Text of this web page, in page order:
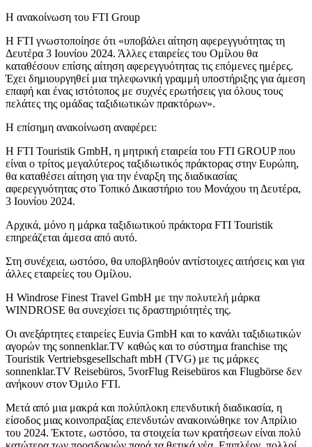
Η ανακοίνωση του FTI Group
H FTI γνωστοποίησε ότι «υποβάλει αίτηση αφερεγγυότητας τη
Δευτέρα 3 Ιουνίου 2024. Άλλες εταιρείες του Ομίλου θα
καταθέσουν επίσης αίτηση αφερεγγυότητας τις επόμενες ημέρες.
Έχει δημιουργηθεί μια τηλεφωνική γραμμή υποστήριξης για άμεση
επαφή και ένας ιστότοπος με συχνές ερωτήσεις για όλους τους
πελάτες της ομάδας ταξιδιωτικών πρακτόρων».
H επίσημη ανακοίνωση αναφέρει:
Η FTI Touristik GmbH, η μητρική εταιρεία του FTI GROUP που
είναι ο τρίτος μεγαλύτερος ταξιδιωτικός πράκτορας στην Ευρώπη,
θα καταθέσει αίτηση για την έναρξη της διαδικασίας
αφερεγγυότητας στο Τοπικό Δικαστήριο του Μονάχου τη Δευτέρα,
3 Ιουνίου 2024.
Αρχικά, μόνο η μάρκα ταξιδιωτικού πράκτορα FTI Touristik
επηρεάζεται άμεσα από αυτό.
Στη συνέχεια, ωστόσο, θα υποβληθούν αντίστοιχες αιτήσεις και για
άλλες εταιρείες του Ομίλου.
Η Windrose Finest Travel GmbH με την πολυτελή μάρκα
WINDROSE θα συνεχίσει τις δραστηριότητές της.
Οι ανεξάρτητες εταιρείες Euvia GmbH και το κανάλι ταξιδιωτικών
αγορών της sonnenklar.TV καθώς και το σύστημα franchise της
Touristik Vertriebsgesellschaft mbH (TVG) με τις μάρκες
sonnenklar.TV Reisebüros, 5vorFlug Reisebüros και Flugbörse δεν
ανήκουν στον Όμιλο FTI.
Μετά από μια μακρά και πολύπλοκη επενδυτική διαδικασία, η
είσοδος μιας κοινοπραξίας επενδυτών ανακοινώθηκε τον Απρίλιο
του 2024. Έκτοτε, ωστόσο, τα στοιχεία των κρατήσεων είναι πολύ